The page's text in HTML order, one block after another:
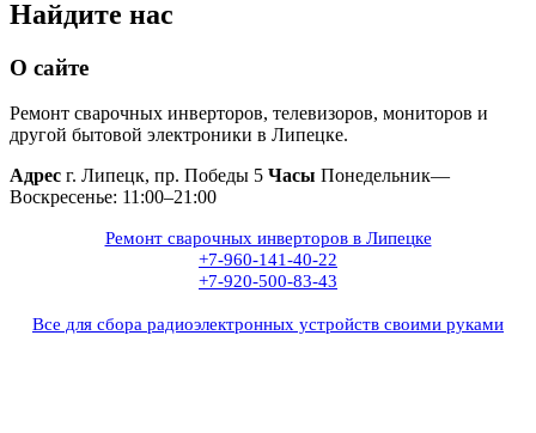
Найдите нас
О сайте
Ремонт сварочных инверторов, телевизоров, мониторов и
другой бытовой электроники в Липецке.
Адрес г. Липецк, пр. Победы 5 Часы Понедельник—
Воскресенье: 11:00–21:00
Ремонт сварочных инверторов в Липецке
+7-960-141-40-22
+7-920-500-83-43
Все для сбора радиоэлектронных устройств своими руками